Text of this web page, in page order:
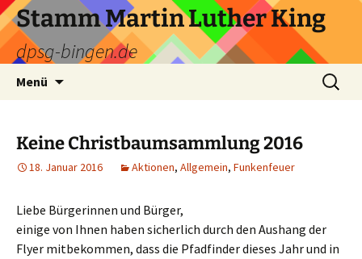
Zum
Inhalt
springen
Stamm Martin Luther King
dpsg-bingen.de
Menü
Suchen
nach:
Keine Christbaumsammlung 2016
18. Januar 2016 Aktionen, Allgemein, Funkenfeuer
Liebe Bürgerinnen und Bürger,
einige von Ihnen haben sicherlich durch den Aushang der
Flyer mitbekommen, dass die Pfadfinder dieses Jahr und in